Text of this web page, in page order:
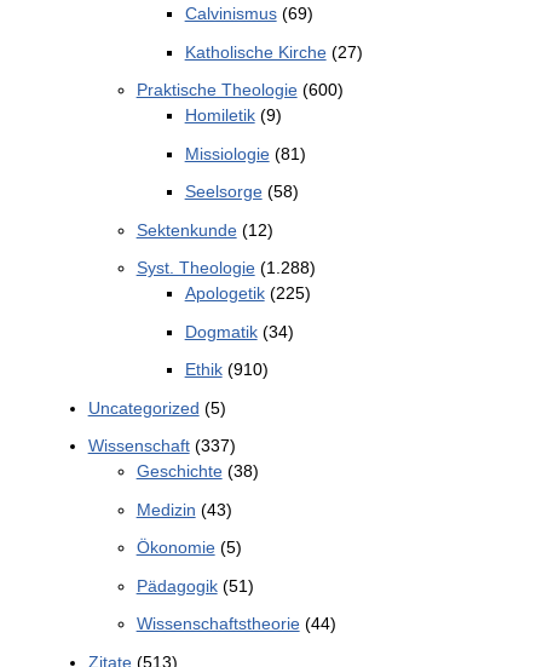
Calvinismus(69)
Katholische Kirche(27)
Praktische Theologie(600)
Homiletik(9)
Missiologie(81)
Seelsorge(58)
Sektenkunde(12)
Syst. Theologie(1.288)
Apologetik(225)
Dogmatik(34)
Ethik(910)
Uncategorized (5)
Wissenschaft(337)
Geschichte(38)
Medizin (43)
Ökonomie(5)
Pädagogik(51)
Wissenschaftstheorie(44)
Zitate(513)